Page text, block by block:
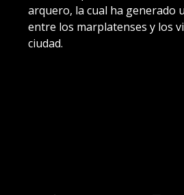
arquero, la cual ha generado
entre los marplatenses y los
ciudad.